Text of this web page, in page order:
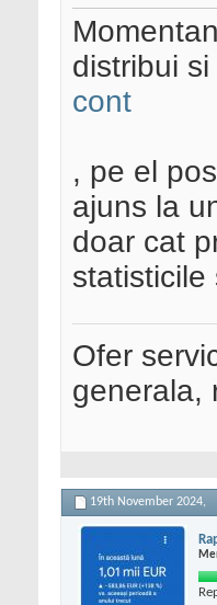
distribui
cont
, pe el
ajuns la
doar cat
Ofer
generala,
19th November 2024,